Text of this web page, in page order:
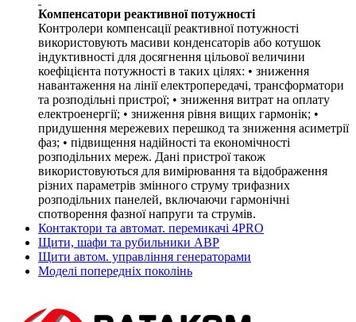
Компенсатори реактивної потужності
Контролери компенсації реактивної потужності
використовують масиви конденсаторів або котушок
індуктивності для досягнення цільової величини
коефіцієнта потужності в таких цілях: • зниження
навантаження на лінії електропередачі, трансформатори
та розподільні пристрої; • зниження витрат на оплату
електроенергії; • зниження рівня вищих гармонік; •
придушення мережевих перешкод та зниження асиметрії
фаз; • підвищення надійності та економічності
розподільних мереж. Дані пристрої також
використовуються для вимірювання та відображення
різних параметрів змінного струму трифазних
розподільних панелей, включаючи гармонічні
спотворення фазної напруги та струмів.
Контактори та автомат. перемикачі 4PRO
Щити, шафи та рубильники АВР
Щити автом. управління генераторами
Моделі попередніх поколінь